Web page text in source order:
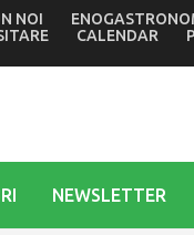
volante
NOI
CALENDAR
NEWSLETTER